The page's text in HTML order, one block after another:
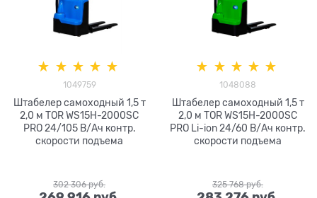
1049759
Штабелер самоходный 1,5 т
2,0 м TOR WS15H-2000SC
PRO 24/105 В/Ач контр.
скорости подъема
302 306 руб.
1048088
Штабелер самоходный 1,5 т
2,0 м TOR WS15H-2000SC
PRO Li-ion 24/60 В/Ач контр.
скорости подъема
325 768 руб.